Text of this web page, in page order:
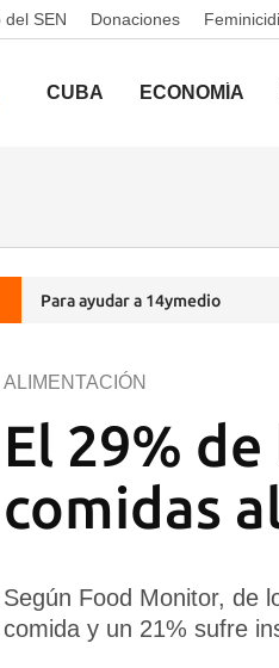
del SEN Donaciones
CUBA ECONOMÍA
Para ayudar a 14ymedio
El 29%
comidas
ALIMENTACIÓN
Según Food Monitor, de
comida y un 21% sufre